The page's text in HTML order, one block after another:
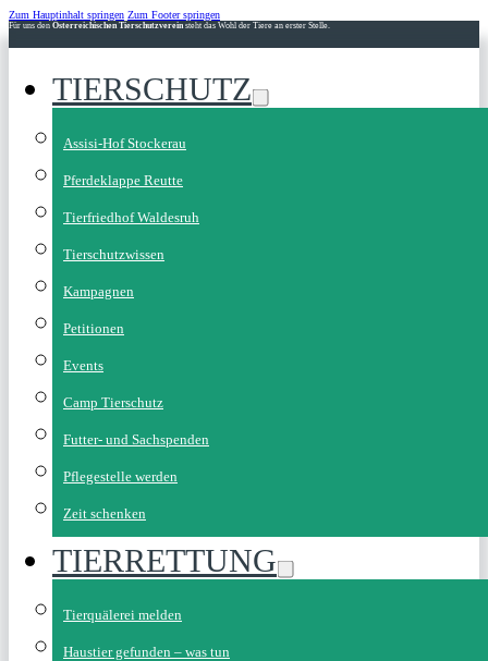
Zum Hauptinhalt springen Zum Footer springen
Für uns den Österreichischen Tierschutzvereinsteht das Wohl der Tiere an erster Stelle.
TIERSCHUTZ
Assisi-Hof Stockerau
Pferdeklappe Reutte
Tierfriedhof Waldesruh
Tierschutzwissen
Kampagnen
Petitionen
Events
Camp Tierschutz
Futter- und Sachspenden
Pflegestelle werden
Zeit schenken
TIERRETTUNG
Tierquälerei melden
Haustier gefunden – was tun